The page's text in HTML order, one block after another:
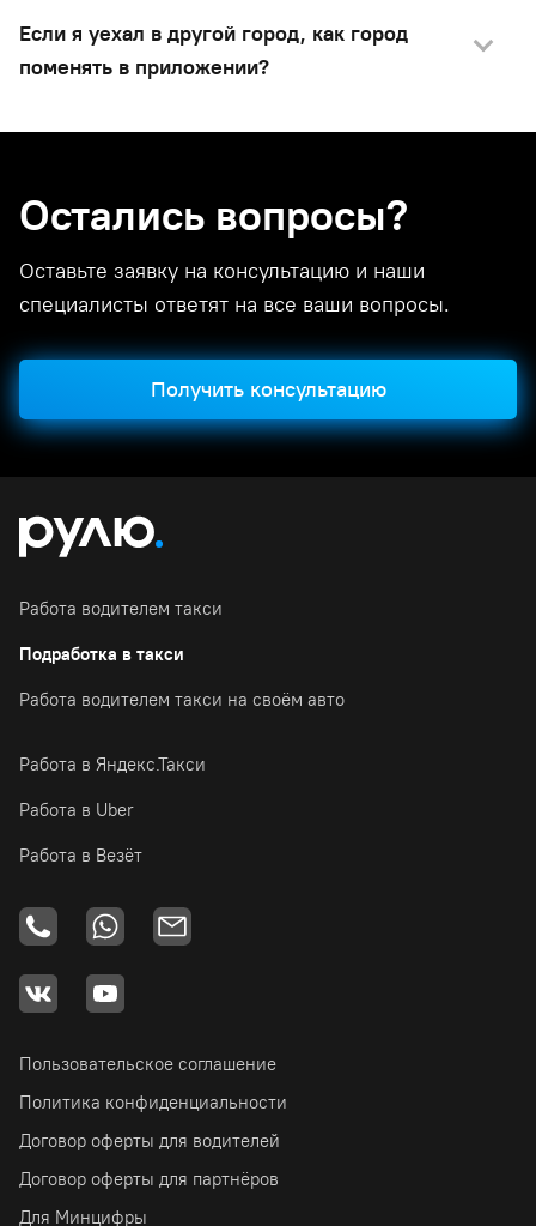
Если я уехал в другой город, как город
поменять в приложении?
Остались вопросы?
Оставьте заявку на консультацию и наши
специалисты ответят на все ваши вопросы.
Получить консультацию
Работа водителем такси
Подработка в такси
Работа водителем такси на своём авто
Работа в Яндекс.Такси
Работа в Uber
Работа в Везёт
Пользовательское соглашение
Политика конфиденциальности
Договор оферты для водителей
Договор оферты для партнёров
Для Минцифры